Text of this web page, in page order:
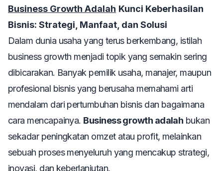
Business Growth Adalah Kunci Keberhasilan
Bisnis: Strategi, Manfaat, dan Solusi
Dalam dunia usaha yang terus berkembang, istilah
business growth menjadi topik yang semakin sering
dibicarakan. Banyak pemilik usaha, manajer, maupun
profesional bisnis yang berusaha memahami arti
mendalam dari pertumbuhan bisnis dan bagaimana
cara mencapainya. Business growth adalah bukan
sekadar peningkatan omzet atau profit, melainkan
sebuah proses menyeluruh yang mencakup strategi,
inovasi, dan keberlanjutan.